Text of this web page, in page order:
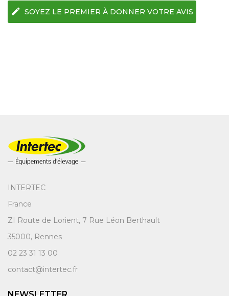
edit SOYEZ LE PREMIER À DONNER VOTRE AVIS
INTERTEC
France
ZI Route de Lorient, 7 Rue Léon Berthault
35000, Rennes
02 23 31 13 00
contact@intertec.fr
NEWSLETTER